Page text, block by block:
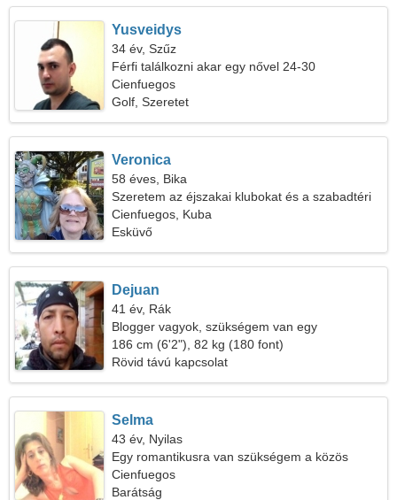
Yusveidys
34 év, Szűz
Férfi találkozni akar egy nővel 24-30
Cienfuegos
Golf, Szeretet
Veronica
58 éves, Bika
Szeretem az éjszakai klubokat és a szabadtéri
sétákat
Cienfuegos, Kuba
Esküvő
Dejuan
41 év, Rák
Blogger vagyok, szükségem van egy
fantasztikus nőre
186 cm (6'2"), 82 kg (180 font)
Rövid távú kapcsolat
Selma
43 év, Nyilas
Egy romantikusra van szükségem a közös
síeléshez
Cienfuegos
Barátság